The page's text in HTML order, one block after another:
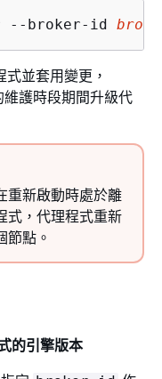
--broker-id
並套用變更，
護時段期間升級代
重新啟動時處於離
式，代理程式重新
節點。
的引擎版本